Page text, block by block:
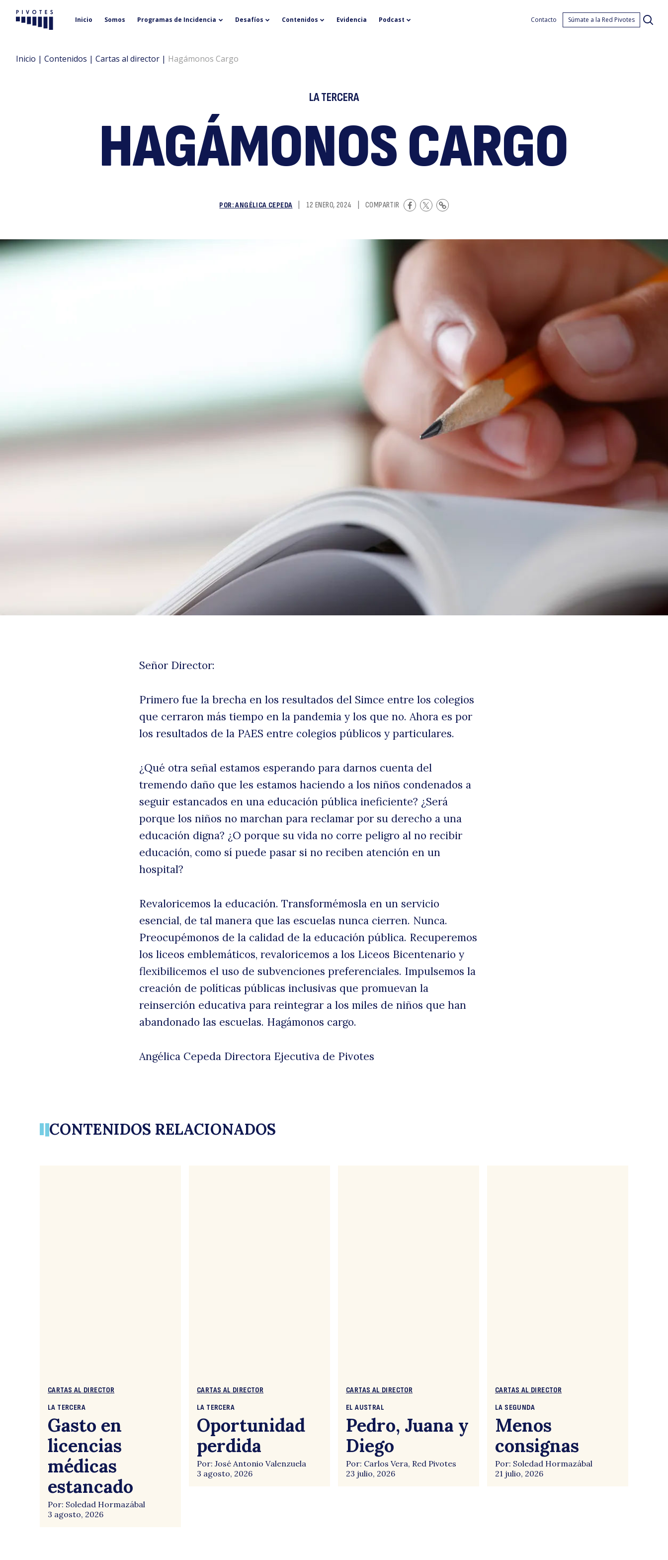
Cargo
Pivotes Inicio Somos Programas de Incidencia Desafíos Contenidos Evidencia Podcast Contacto Súmate a la Red Pivotes
Buscar
Inicio | Contenidos | Cartas al director | Hagámonos Cargo
LA TERCERA
HAGÁMONOS CARGO
POR: ANGÉLICA CEPEDA 12 ENERO, 2024 COMPARTIR
Señor Director:
Primero fue la brecha en los resultados del Simce entre los colegios
que cerraron más tiempo en la pandemia y los que no. Ahora es por
los resultados de la PAES entre colegios públicos y particulares.
¿Qué otra señal estamos esperando para darnos cuenta del
tremendo daño que les estamos haciendo a los niños condenados a
seguir estancados en una educación pública ineficiente? ¿Será
porque los niños no marchan para reclamar por su derecho a una
educación digna? ¿O porque su vida no corre peligro al no recibir
educación, como sí puede pasar si no reciben atención en un
hospital?
Revaloricemos la educación. Transformémosla en un servicio
esencial, de tal manera que las escuelas nunca cierren. Nunca.
Preocupémonos de la calidad de la educación pública. Recuperemos
los liceos emblemáticos, revaloricemos a los Liceos Bicentenario y
flexibilicemos el uso de subvenciones preferenciales. Impulsemos la
creación de políticas públicas inclusivas que promuevan la
reinserción educativa para reintegrar a los miles de niños que han
abandonado las escuelas. Hagámonos cargo.
Angélica Cepeda Directora Ejecutiva de Pivotes
CONTENIDOS RELACIONADOS
CARTAS AL DIRECTOR
LA TERCERA
Gasto en
licencias
médicas
estancado
Por: Soledad Hormazábal
3 agosto, 2026
CARTAS AL DIRECTOR
LA TERCERA
Oportunidad
perdida
Por: José Antonio Valenzuela
3 agosto, 2026
CARTAS AL DIRECTOR
EL AUSTRAL
Pedro, Juana y
Diego
Por: Carlos Vera, Red Pivotes
23 julio, 2026
CARTAS AL DIRECTOR
LA SEGUNDA
Menos
consignas
Por: Soledad Hormazábal
21 julio, 2026